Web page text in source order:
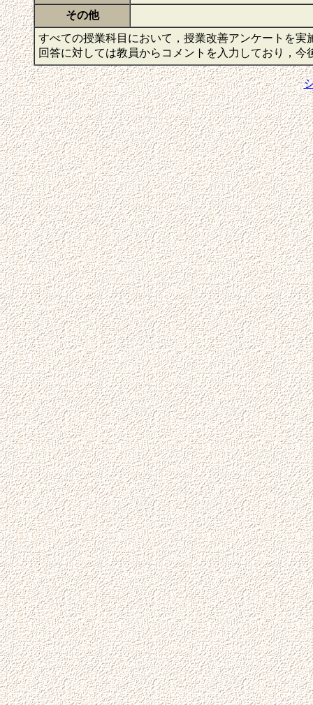
その他
すべての授業科目において，授業改善アンケートを
回答に対しては教員からコメントを入力しており，